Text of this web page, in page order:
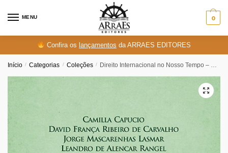
MENU 0
Confira os lançamentos da ARRAES EDITORES
Início / Categorias / Coleções / Direito Internacional no Nosso Tempo – Volume 3